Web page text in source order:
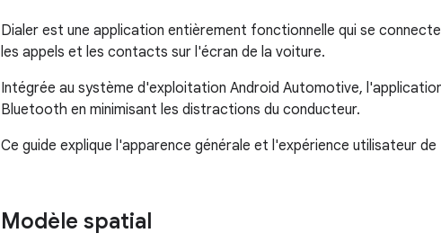
Dialer est une application entièrement fonctionnelle qui se
les appels et les contacts sur l'écran de la voiture.
Intégrée au système d'exploitation Android Automotive,
Bluetooth en minimisant les distractions du conducteur.
Ce guide explique l'apparence générale et l'expérience utilisateur de
Modèle spatial